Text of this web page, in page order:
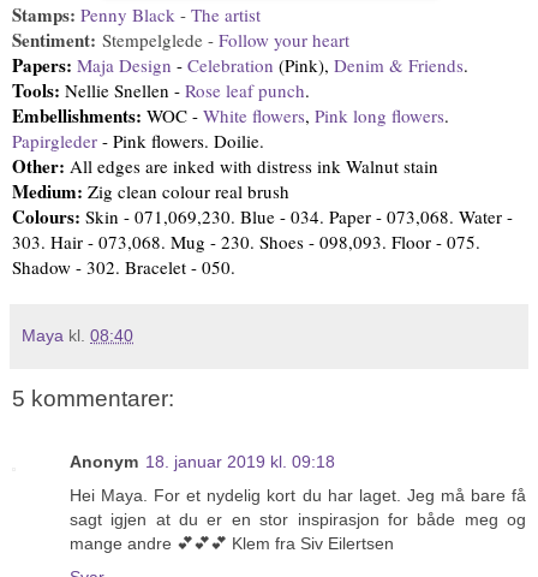
Stamps: Penny Black - The artist
Sentiment: Stempelglede - Follow your heart
Papers: Maja Design - Celebration (Pink), Denim & Friends.
Tools: Nellie Snellen - Rose leaf punch.
Embellishments: WOC - White flowers, Pink long flowers.
Papirgleder - Pink flowers. Doilie.
Other: All edges are inked with distress ink Walnut stain
Medium: Zig clean colour real brush
Colours: Skin - 071,069,230. Blue - 034. Paper - 073,068. Water -
303. Hair - 073,068. Mug - 230. Shoes - 098,093. Floor - 075.
Shadow - 302. Bracelet - 050.
Maya kl. 08:40
5 kommentarer:
Anonym 18. januar 2019 kl. 09:18
Hei Maya. For et nydelig kort du har laget. Jeg må bare få
sagt igjen at du er en stor inspirasjon for både meg og
mange andre 💕💕💕 Klem fra Siv Eilertsen